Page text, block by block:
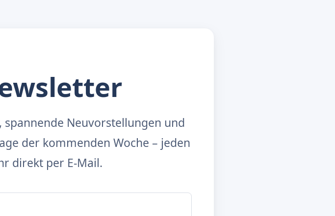
spannende Neuvorstellungen und
der kommenden Woche – jeden
direkt per E-Mail.